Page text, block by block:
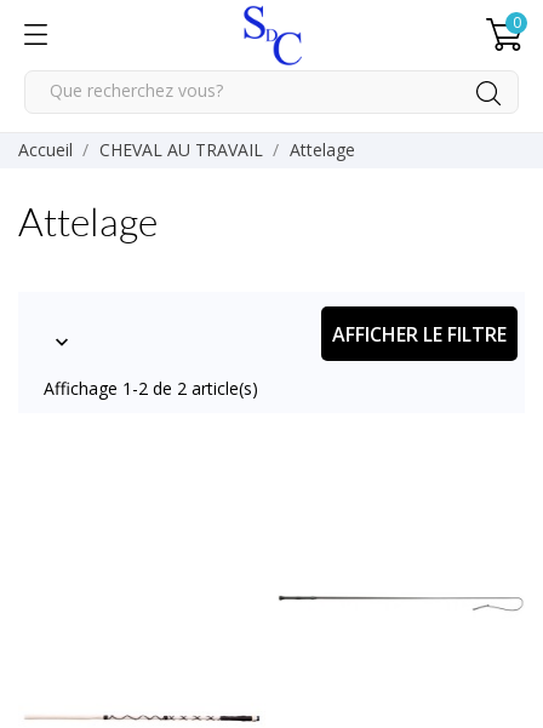
0
Accueil CHEVAL AU TRAVAIL Attelage
Attelage
 AFFICHER LE FILTRE
Affichage 1-2 de 2 article(s)